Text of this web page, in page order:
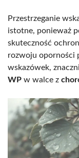
Przestrzeganie
istotne, ponieważ
skuteczność
rozwoju oporności
wskazówek,
WP w walce z